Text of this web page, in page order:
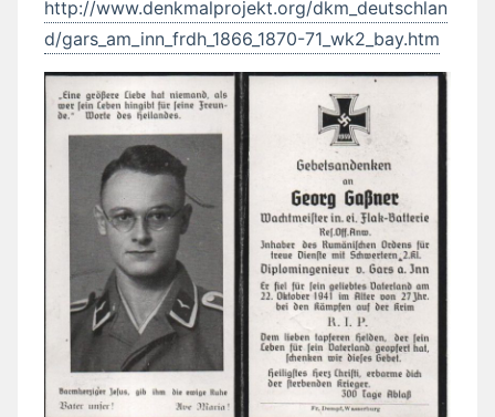
http://www.denkmalprojekt.org/dkm_deutschlan
d/gars_am_inn_frdh_1866_1870-71_wk2_bay.htm